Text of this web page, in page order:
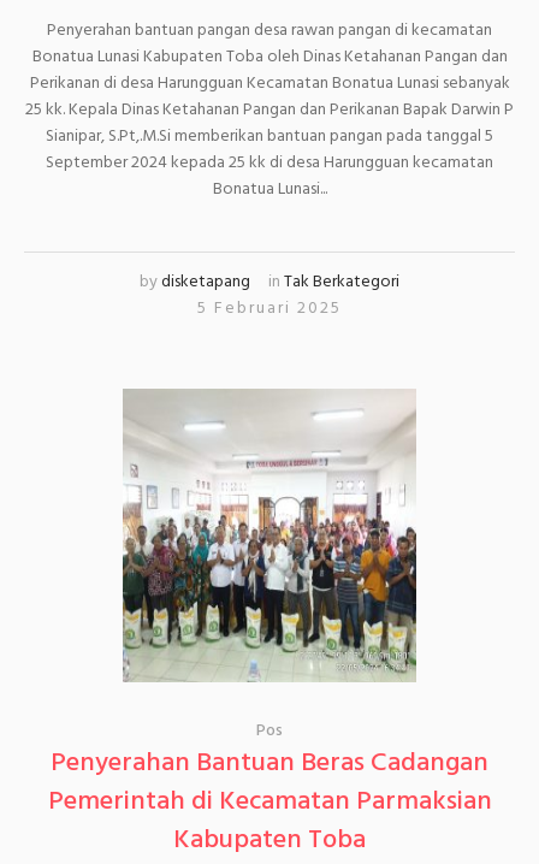
Penyerahan bantuan pangan desa rawan pangan di kecamatan
Bonatua Lunasi Kabupaten Toba oleh Dinas Ketahanan Pangan dan
Perikanan di desa Harungguan Kecamatan Bonatua Lunasi sebanyak
25 kk. Kepala Dinas Ketahanan Pangan dan Perikanan Bapak Darwin P
Sianipar, S.Pt,.M.Si memberikan bantuan pangan pada tanggal 5
September 2024 kepada 25 kk di desa Harungguan kecamatan
Bonatua Lunasi...
bydisketapang inTak Berkategori
5 Februari 2025
Pos
Penyerahan Bantuan Beras Cadangan
Pemerintah di Kecamatan Parmaksian
Kabupaten Toba